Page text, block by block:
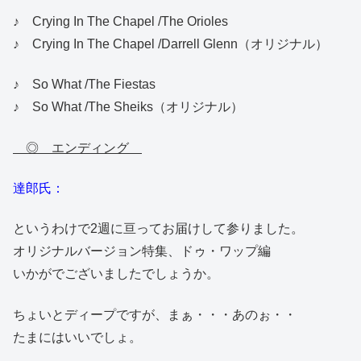
♪ Crying In The Chapel /The Orioles
♪ Crying In The Chapel /Darrell Glenn（オリジナル）
♪ So What /The Fiestas
♪ So What /The Sheiks（オリジナル）
◎ エンディング
達郎氏：
というわけで2週に亘ってお届けして参りました。
オリジナルバージョン特集、ドゥ・ワップ編
いかがでございましたでしょうか。
ちょいとディープですが、まぁ・・・あのぉ・・
たまにはいいでしょ。